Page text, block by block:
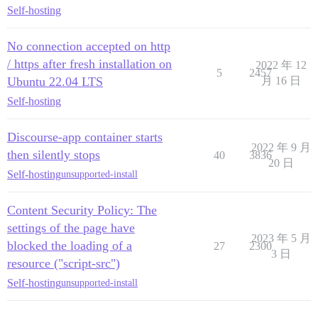
Self-hosting
No connection accepted on http
/ https after fresh installation on
Ubuntu 22.04 LTS
Self-hosting
5 2457
2022 年 12
月 16 日
Discourse-app container starts
then silently stops
Self-hostingunsupported-install
40 3836
2022 年 9 月
20 日
Content Security Policy: The
settings of the page have
blocked the loading of a
resource ("script-src")
Self-hostingunsupported-install
27 2300
2023 年 5 月
3 日